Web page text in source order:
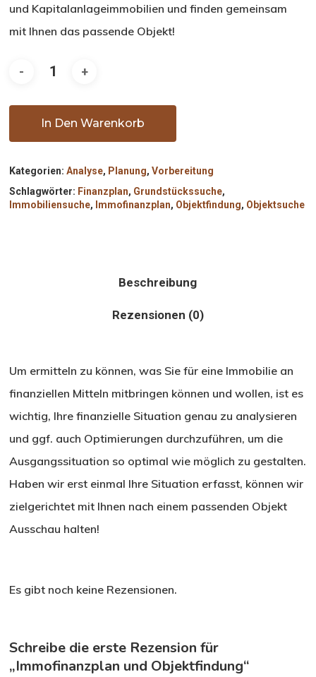
und Kapitalanlageimmobilien und finden gemeinsam
mit Ihnen das passende Objekt!
In Den Warenkorb
Kategorien:Analyse, Planung,Vorbereitung
Schlagwörter: Finanzplan, Grundstückssuche,
Immobiliensuche, Immofinanzplan, Objektfindung, Objektsuche
Beschreibung
Rezensionen (0)
Um ermitteln zu können, was Sie für eine Immobilie an
finanziellen Mitteln mitbringen können und wollen, ist es
wichtig, Ihre finanzielle Situation genau zu analysieren
und ggf. auch Optimierungen durchzuführen, um die
Ausgangssituation so optimal wie möglich zu gestalten.
Haben wir erst einmal Ihre Situation erfasst, können wir
zielgerichtet mit Ihnen nach einem passenden Objekt
Ausschau halten!
Es gibt noch keine Rezensionen.
Schreibe die erste Rezension für
„Immofinanzplan und Objektfindung“